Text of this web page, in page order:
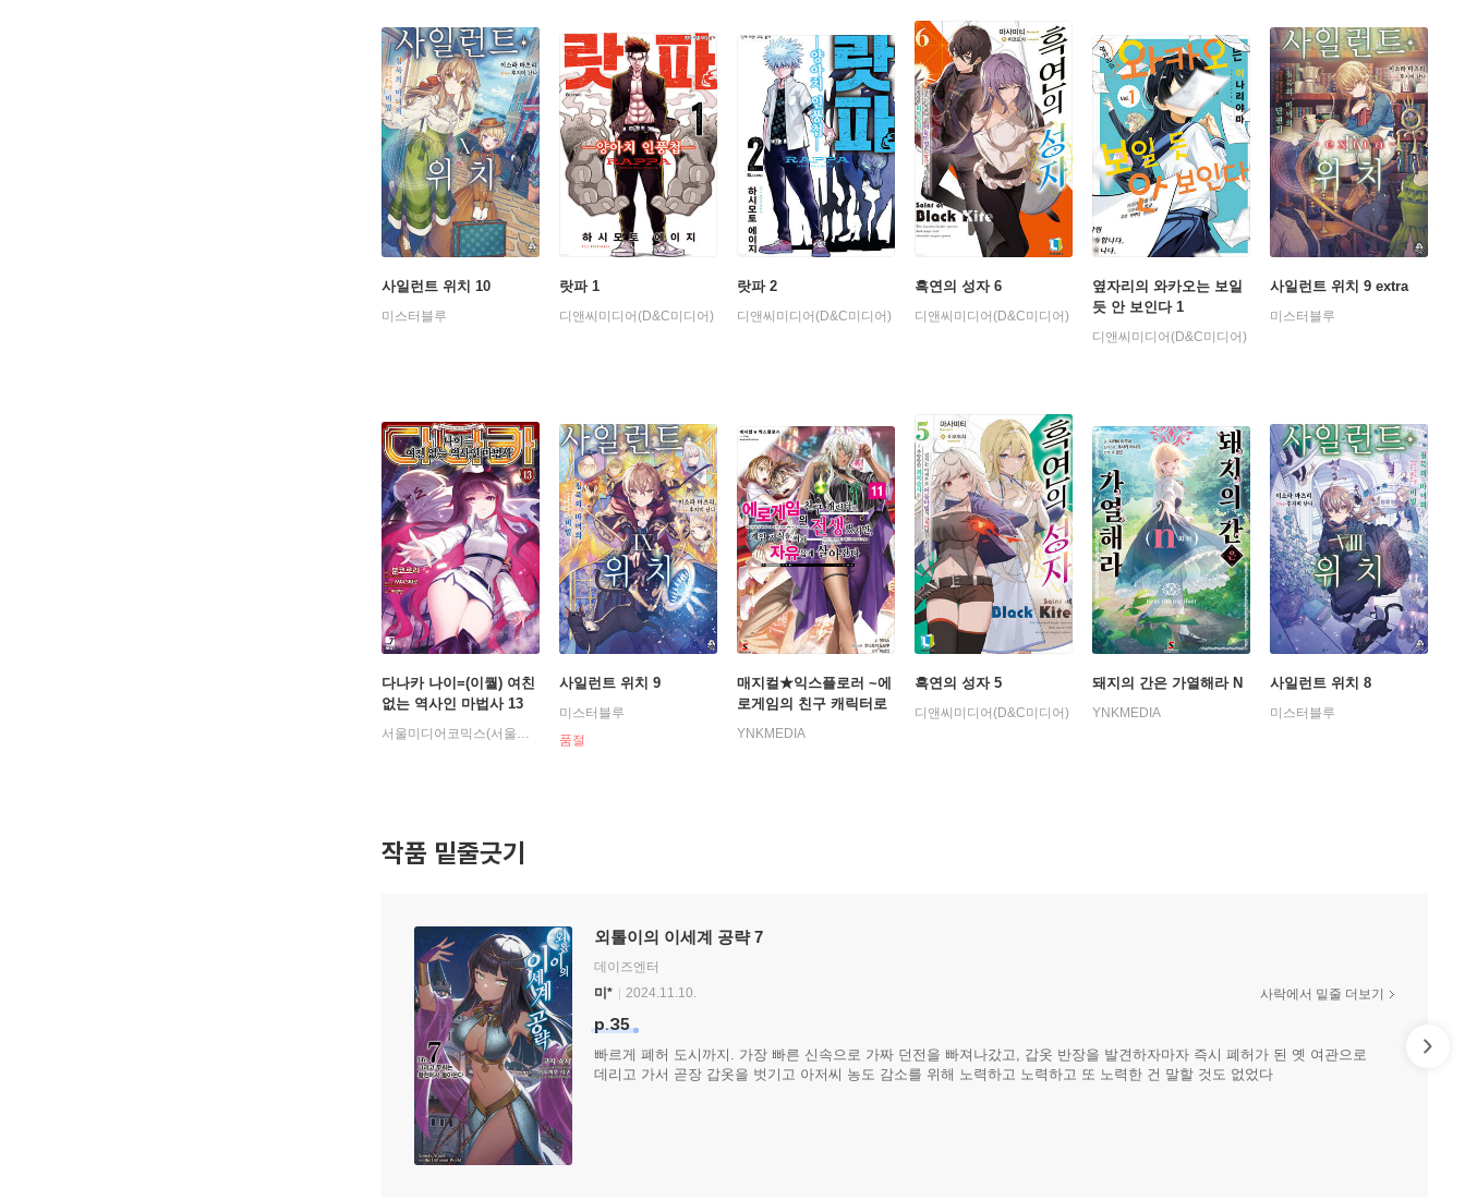
사일런트 위치 10
미스터블루
랏파 1
디앤씨미디어(D&C미디어)
랏파 2
디앤씨미디어(D&C미디어)
흑연의 성자 6
디앤씨미디어(D&C미디어)
옆자리의 와카오는 보일
듯 안 보인다 1
디앤씨미디어(D&C미디어)
사일런트 위치 9 extra
미스터블루
다나카 나이=(이퀄) 여친
없는 역사인 마법사 13
서울미디어코믹스(서울문화사)
사일런트 위치 9
미스터블루
품절
매지컬★익스플로러 ~에
로게임의 친구 캐릭터로
전생했지만, 게임 지식을
YNKMEDIA
흑연의 성자 5
디앤씨미디어(D&C미디어)
돼지의 간은 가열해라 N
YNKMEDIA
사일런트 위치 8
미스터블루
작품 밑줄긋기
외톨이의 이세계 공략 7
데이즈엔터
미*
2024.11.10.
p.35
빠르게 폐허 도시까지. 가장 빠른 신속으로 가짜 던전을 빠져나갔고, 갑옷 반장을 발견하자마자 즉시 폐허가 된 옛 여관으로
데리고 가서 곧장 갑옷을 벗기고 아저씨 농도 감소를 위해 노력하고 노력하고 또 노력한 건 말할 것도 없었다
사락에서 밑줄 더보기